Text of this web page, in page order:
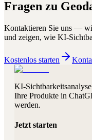
Fragen zu
Kontaktieren Sie uns —
und zeigen, wie KI-
Kostenlos starten
KI-
Ihre Produkte in
werden.
Jetzt starten